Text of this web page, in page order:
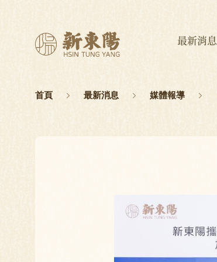
最新消息
首頁 最新消息 媒體報導